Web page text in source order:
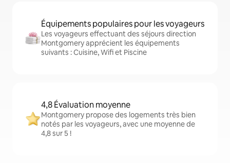
Équipements populaires pour les voyageurs
Les voyageurs effectuant des séjours direction
Montgomery apprécient les équipements
suivants : Cuisine, Wifi et Piscine
4,8 Évaluation moyenne
Montgomery propose des logements très bien
notés par les voyageurs, avec une moyenne de
4,8 sur 5 !